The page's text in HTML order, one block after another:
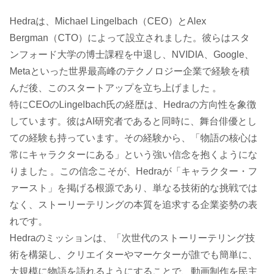
Hedraは、Michael Lingelbach（CEO）とAlex
Bergman（CTO）によって設立されました。彼らはスタ
ンフォード大学の博士課程を中退し、NVIDIA、Google、
Metaといった世界最高峰のテクノロジー企業で経験を積
んだ後、このスタートアップを立ち上げました 。
特にCEOのLingelbach氏の経歴は、Hedraの方向性を象徴
しています。彼はAI研究者であると同時に、舞台俳優とし
ての経験も持っています。その経験から、「物語の核心は
常にキャラクターにある」という強い信念を抱くようにな
りました 。この信念こそが、Hedraが「キャラクター・フ
ァースト」を掲げる根源であり、単なる技術的な挑戦では
なく、ストーリーテリングの本質を追求する企業姿勢の表
れです。
Hedraのミッションは、「次世代のストーリーテリング技
術を構築し、クリエイターやマーケターが誰でも簡単に、
大規模に物語を語れるようにすることで、動画制作を民主